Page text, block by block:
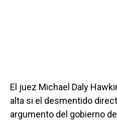
El juez Michael Daly
alta si el desmentido
argumento del gobierno